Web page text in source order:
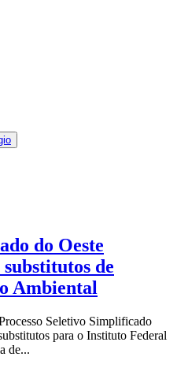
do Oeste
de
Ambiental
Seletivo Simplificado
para o Instituto Federal
de...